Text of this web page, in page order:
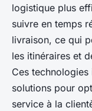
logistique plus
suivre en temps
livraison, ce qui
les itinéraires et
Ces
solutions pour
service à la